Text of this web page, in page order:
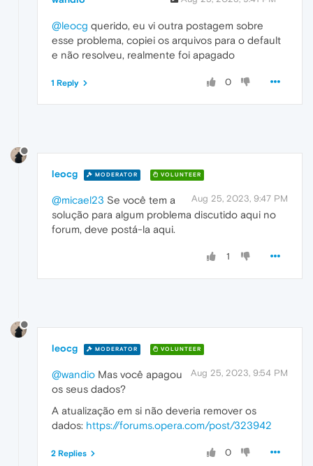
@leocg querido, eu vi outra postagem sobre
esse problema, copiei os arquivos para o default
e não resolveu, realmente foi apagado
0
1 Reply
leocg MODERATOR VOLUNTEER
Aug 25, 2023, 9:47 PM
@micael23 Se você tem a
solução para algum problema discutido aqui no
forum, deve postá-la aqui.
1
leocg MODERATOR VOLUNTEER
Aug 25, 2023, 9:54 PM
@wandio Mas você apagou
os seus dados?
A atualização em si não deveria remover os
dados: https://forums.opera.com/post/323942
0
2 Replies